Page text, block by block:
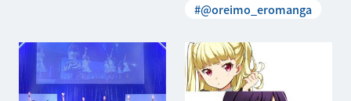
#@oreimo_eromanga